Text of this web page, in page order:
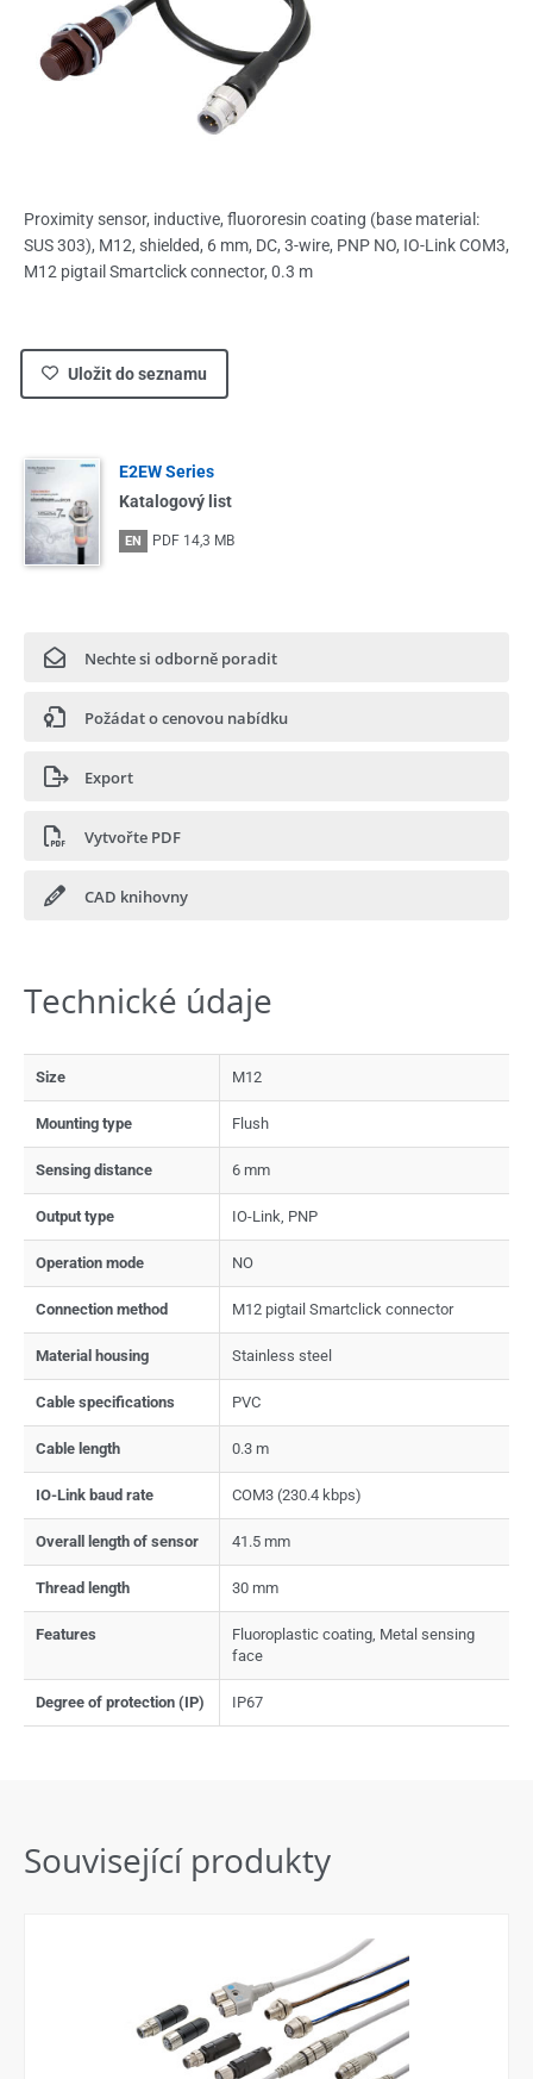
Proximity sensor, inductive, fluororesin coating (base material:
SUS 303), M12, shielded, 6 mm, DC, 3-wire, PNP NO, IO-Link COM3,
M12 pigtail Smartclick connector, 0.3 m
Uložit do seznamu
E2EW Series
Katalogový list
EN PDF 14,3 MB
Nechte si odborně poradit
Požádat o cenovou nabídku
Export
Vytvořte PDF
CAD knihovny
Technické údaje
Size M12
Mounting type Flush
Sensing distance 6 mm
Output type IO-Link, PNP
Operation mode NO
Connection method M12 pigtail Smartclick connector
Material housing Stainless steel
Cable specifications PVC
Cable length 0.3 m
IO-Link baud rate COM3 (230.4 kbps)
Overall length of sensor 41.5 mm
Thread length 30 mm
Features
Fluoroplastic coating, Metal sensing
face
Degree of protection (IP) IP67
Související produkty